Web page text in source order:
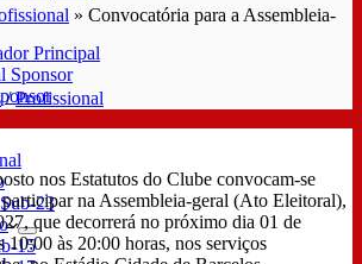
Principal
Sponsor
23
15
» Convocatória para a Assembleia-
/Profissional
nos Estatutos do Clube convocam-se
participar na Assembleia-geral (Ato Eleitoral),
que decorrerá no próximo dia 01 de
10:00 às 20:00 horas, nos serviços